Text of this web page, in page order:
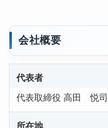
会社概要
代表者
代表取締役 高田 悦司
所在地